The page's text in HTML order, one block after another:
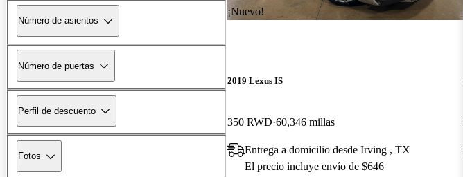
Número de asientos
Número de puertas
Perfil de descuento
Fotos
¡Nuevo!
2019 Lexus IS
350 RWD 60,346 millas
Entrega a domicilio desde Irving , TX
El precio incluye envío de $646